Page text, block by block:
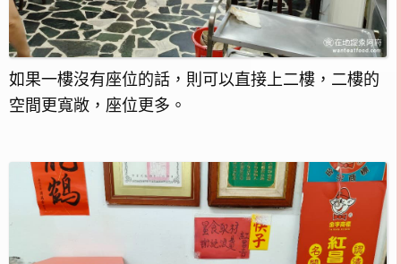
如果一樓沒有座位的話，則可以直接上二樓，二樓的
空間更寬敞，座位更多。